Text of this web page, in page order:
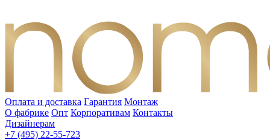
Оплата и доставка Гарантия Монтаж
О фабрике Опт Корпоративам Контакты
Дизайнерам
+7 (495) 22-55-723